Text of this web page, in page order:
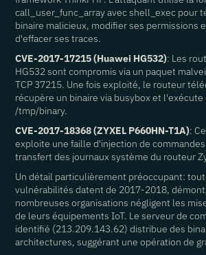
call_user_func_array avec shell_exec pour
binaire malicieux, modifier ses permissions
d'effacer ses traces.
CVE-2017-17215 (Huawei HG532): Les
HG532 sont compromis via un paquet
TCP 37215. Une fois exploité, le routeur
récupère un binaire via busybox et
/tmp/binary.
CVE-2017-18368 (ZYXEL P660HN-T1A):
exploite une faille d'injection de
transfert des journaux système du routeur
Un détail particulièrement préoccupant:
vulnérabilités datent de 2017-2018,
nombreuses organisations négligent les
de leurs équipements IoT. Le serveur de
identifié (213.209.143.62) distribue des
architectures, suggérant une opération de